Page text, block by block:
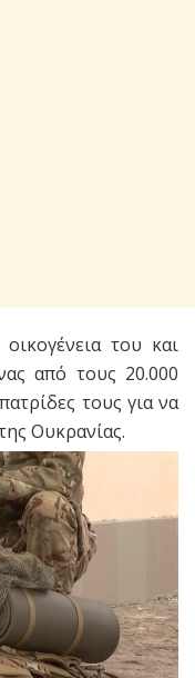
του και
από τους 20.000
τους για να
Ουκρανίας.